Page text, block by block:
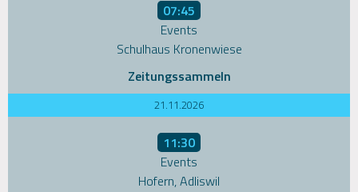
07:45
Events
Schulhaus Kronenwiese
Zeitungssammeln
21.11.2026
11:30
Events
Hofern, Adliswil